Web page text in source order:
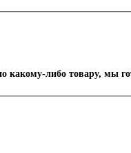
какому-либо товару, мы